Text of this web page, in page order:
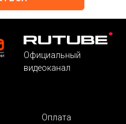
Официальный
видеоканал
Оплата